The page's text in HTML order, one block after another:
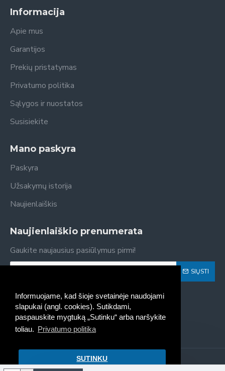
Informuojame, kad šioje svetainėje naudojami
slapukai (angl. cookies). Sutikdami,
paspauskite mygtuką „Sutinku“ arba naršykite
toliau. Privatumo politika
SUTINKU
Informacija
Apie mus
Garantijos
Prekių pristatymas
Privatumo politika
Sąlygos ir nuostatos
Susisiekite
Mano paskyra
Paskyra
Užsakymų istorija
Naujienlaiškis
Naujienlaiškio prenumerata
Gaukite naujausius pasiūlymus pirmi!
SIŲSTI
Susipažinau ir sutinku su Privatumo politika
Kaseta - spausdintuvų kasečių